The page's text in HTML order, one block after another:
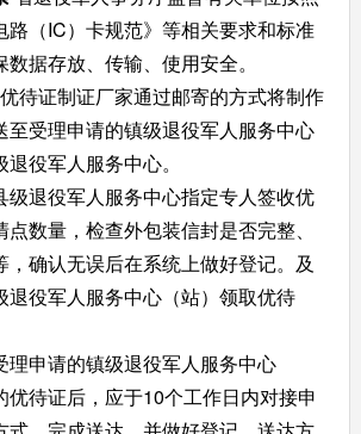
路（IC）卡规范》等相关要求和标准
据存放、传输、使用安全。
优待证制证厂家通过邮寄的方式将制作
至受理申请的镇级退役军人服务中心
退役军人服务中心。
级退役军人服务中心指定专人签收优
数量，检查外包装信封是否完整、
，确认无误后在系统上做好登记。及
退役军人服务中心（站）领取优待
理申请的镇级退役军人服务中心
优待证后，应于10个工作日内对接申